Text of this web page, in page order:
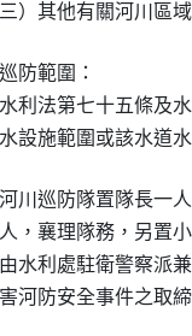
三）其他有關河川區
防範圍：
水利法第七十五條
水設施範圍或該水道
川巡防隊置隊長一
人，襄理隊務，另置
由水利處駐衛警察
害河防安全事件之取締